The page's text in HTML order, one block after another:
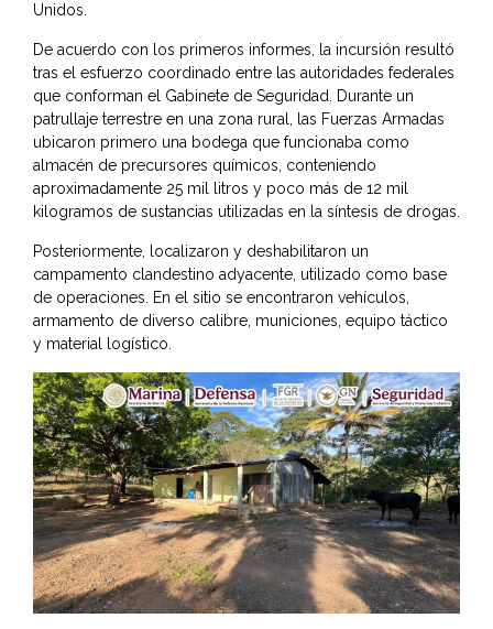
Unidos.
De acuerdo con los primeros informes, la incursión resultó
tras el esfuerzo coordinado entre las autoridades federales
que conforman el Gabinete de Seguridad. Durante un
patrullaje terrestre en una zona rural, las Fuerzas Armadas
ubicaron primero una bodega que funcionaba como
almacén de precursores químicos, conteniendo
aproximadamente 25 mil litros y poco más de 12 mil
kilogramos de sustancias utilizadas en la síntesis de drogas.
Posteriormente, localizaron y deshabilitaron un
campamento clandestino adyacente, utilizado como base
de operaciones. En el sitio se encontraron vehículos,
armamento de diverso calibre, municiones, equipo táctico
y material logístico.